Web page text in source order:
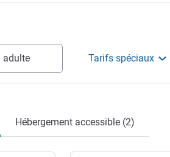
adulte Tarifs spéciaux
Hébergement accessible (2)